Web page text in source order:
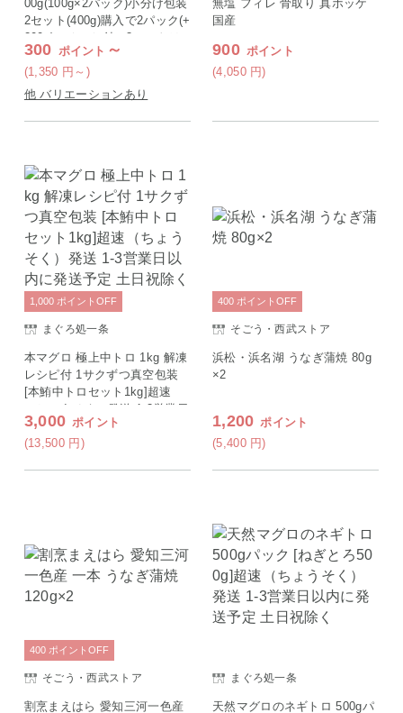
00g(100g×2パック)小分け包装
2セット(400g)購入で2パック(+
200g)のオマケ付！3セットは+
300g、4セットは+500g、5セ
ットは+700g！[ネギトロ100g-
2p]超速発送1-3営業日以内に発
300 ポイント ～
(1,350 円 ～)
他 バリエーションあり
無塩 フィレ 骨取り 真ホッケ
国産
900 ポイント
(4,050 円)
まぐろ処一条
本マグロ 極上中トロ 1kg 解凍
レシピ付 1サクずつ真空包装
[本鮪中トロセット1kg]超速
（ちょうそく）発送 1-3営業日
以内に発送予定 土日祝除く
3,000 ポイント
(13,500 円 )
1,000 ポイント OFF
そごう・西武ストア
浜松・浜名湖 うなぎ蒲焼 80g
×2
1,200 ポイント
(5,400 円)
400 ポイント OFF
そごう・西武ストア
割烹まえはら 愛知三河一色産
400 ポイント OFF
まぐろ処一条
天然マグロのネギトロ 500gパ